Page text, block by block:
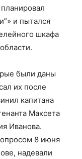
и пытался
шкафа
были даны
их после
капитана
Максета
Иванова.
8 июня
надевали